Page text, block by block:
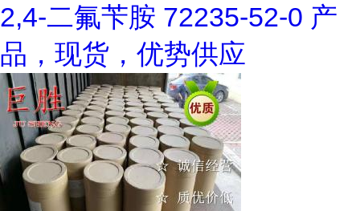
2,4-二氟苄胺 72235-52-0 产
品，现货，优势供应